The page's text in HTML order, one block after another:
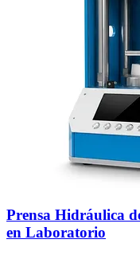
Prensa Hidráulica
en Laboratorio